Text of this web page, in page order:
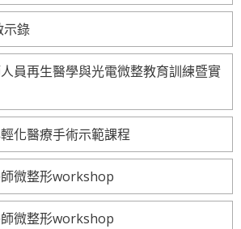
示錄
員再生醫學與光電微整教育訓練暨實
化醫療手術示範課程
微整形workshop
微整形workshop